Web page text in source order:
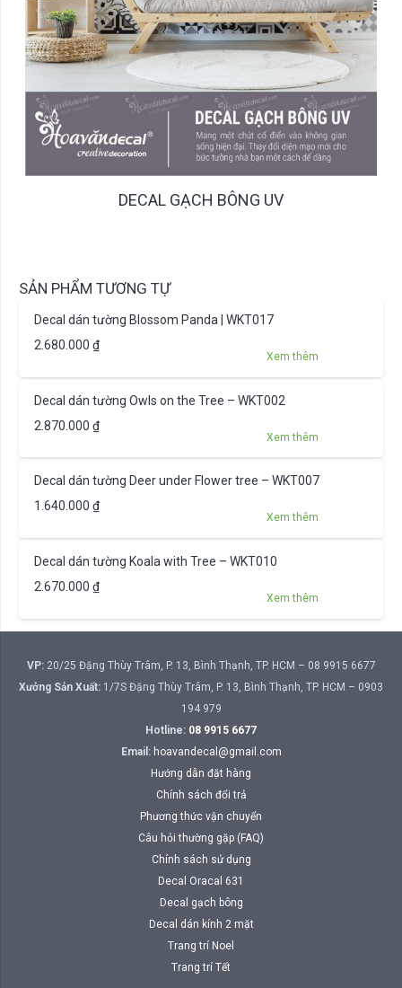
DECAL GẠCH BÔNG UV
SẢN PHẨM TƯƠNG TỰ
Decal dán tường Blossom Panda | WKT017
2.680.000 ₫
Xem thêm
Decal dán tường Owls on the Tree – WKT002
2.870.000 ₫
Xem thêm
Decal dán tường Deer under Flower tree – WKT007
1.640.000 ₫
Xem thêm
Decal dán tường Koala with Tree – WKT010
2.670.000 ₫
Xem thêm
VP:20/25 Đặng Thùy Trâm, P. 13, Bình Thạnh, TP. HCM – 08 9915 6677
Xưởng Sản Xuất: 1/7S Đặng Thùy Trâm, P. 13, Bình Thạnh, TP. HCM – 0903
194 979
Hotline: 08 9915 6677
Email: hoavandecal@gmail.com
Hướng dẫn đặt hàng
Chính sách đổi trả
Phương thức vận chuyển
Câu hỏi thường gặp (FAQ)
Chính sách sử dụng
Decal Oracal 631
Decal gạch bông
Decal dán kính 2 mặt
Trang trí Noel
Trang trí Tết